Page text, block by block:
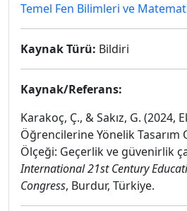
Temel Fen Bilimleri ve
Kaynak Türü: Bildiri
Kaynak/Referans:
Karakoç, Ç., & Sakız, G. (2024,
Öğrencilerine Yönelik Tasarım
Ölçeği: Geçerlik ve güvenirlik
International 21st Century
Congress, Burdur, Türkiye.